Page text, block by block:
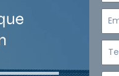
Email